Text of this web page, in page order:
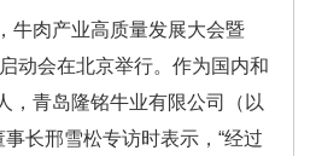
牛肉产业高质量发展大会暨
动会在北京举行。作为国内和
，青岛隆铭牛业有限公司（以
事长邢雪松专访时表示，“经过